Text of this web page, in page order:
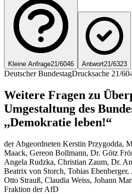
Kleine Anfrage21/6046 Antwort21/6323
Deutscher BundestagDrucksache 21/
Weitere Fragen zu
Umgestaltung des
,,Demokratie leben!“
der Abgeordneten Kerstin Przygodda,
Maack, Gereon Bollmann, Dr. Götz
Angela Rudzka, Christian Zaum, Dr.
Beatrix von Storch, Tobias Ebenberger,
Otto Strauß, Claudia Weiss, Johann
Fraktion der AfD